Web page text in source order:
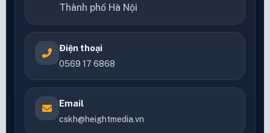
Thành phố Hà Nội
Điện thoại
0569 17 6868
Email
cskh@heightmedia.vn